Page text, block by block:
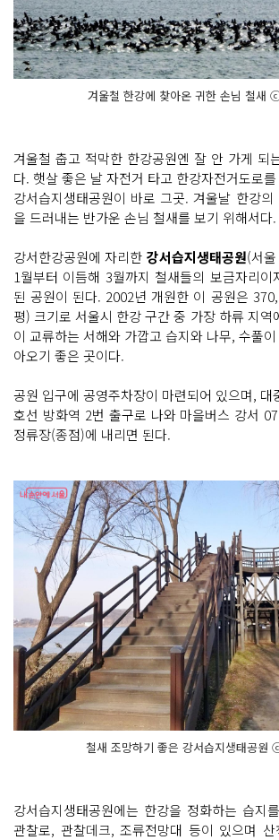
겨울철 한강에 찾아온 귀한 손님 철새
겨울철 춥고 적막한 한강공원엔 잘 안 가게 되
다. 햇살 좋은 날 자전거 타고 한강자전거도로
강서습지생태공원이 바로 그곳. 겨울날 한강
을 드러내는 반가운 손님 철새를 보기 위해서다.
강서한강공원에 자리한 강서습지생태공원(서
1월부터 이듬해 3월까지 철새들의 보금자리
된 공원이 된다. 2002년 개원한 이 공원은
평) 크기로 서울시 한강 구간 중 가장 하류 지역
이 교류하는 서해와 가깝고 습지와 나무, 수풀
아오기 좋은 곳이다.
공원 입구에 공영주차장이 마련되어 있으며, 대
호선 방화역 2번 출구로 나와 마을버스 강서
정류장(종점)에 내리면 된다.
철새 조망하기 좋은 강서습지생태공원
강서습지생태공원에는 한강을 정화하는 습지
관찰로, 관찰데크, 조류전망대 등이 있으며